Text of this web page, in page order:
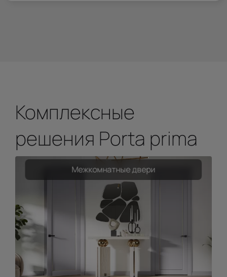
Комплексные
решения Porta prima
Межкомнатные двери